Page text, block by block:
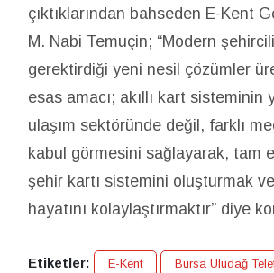
çıktıklarından bahseden E-Kent
M. Nabi Temuçin; “Modern
gerektirdiği yeni nesil çözümler
esas amacı; akıllı kart sisteminin
ulaşım sektöründe değil, farklı
kabul görmesini sağlayarak, tam
şehir kartı sistemini oluşturmak
hayatını kolaylaştırmaktır” diye
Etiketler: E-Kent Bursa Uludağ